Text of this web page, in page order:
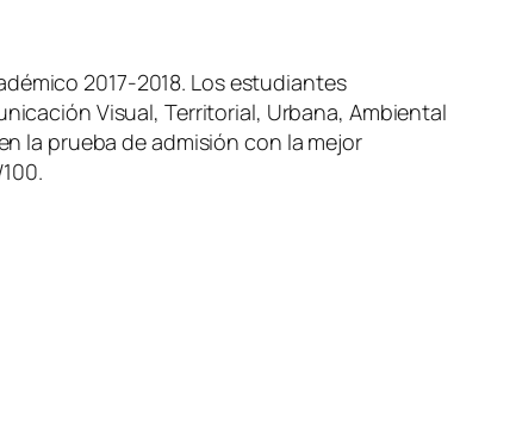
2017-2018. Los estudiantes
Visual, Territorial, Urbana, Ambiental
la prueba de admisión con la mejor